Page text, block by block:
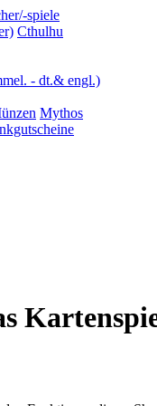
spiele
Cthulhu
- dt.& engl.)
Mythos